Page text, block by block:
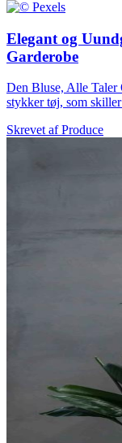
Elegant og
Garderobe
Den Bluse, Alle Taler
stykker tøj, som
Skrevet afProduce